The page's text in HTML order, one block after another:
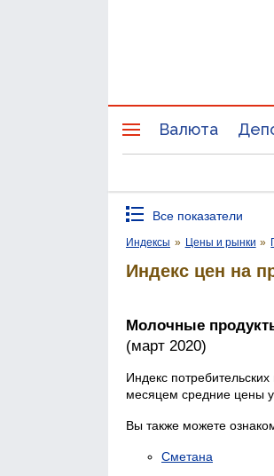
Валюта
Все показатели
Индексы » Цены и рынки »
Индекс цен на
Молочные
(март 2020)
Индекс потребительских
месяцем средние цены
Вы также можете
Сметана